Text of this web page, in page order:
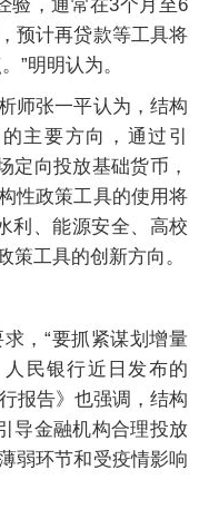
验，通常在3个月至6
预计再贷款等工具将
”明明认为。
张一平认为，结构
主要方向，通过引
定向投放基础货币，
性政策工具的使用将
利、能源安全、高校
策工具的创新方向。
，“要抓紧谋划增量
民银行近日发布的
报告》也强调，结构
导金融机构合理投放
弱环节和受疫情影响